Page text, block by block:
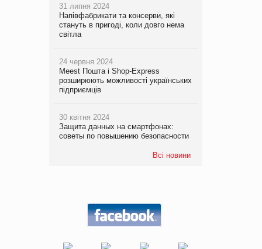
31 липня 2024
Напівфабрикати та консерви, які
стануть в пригоді, коли довго нема
світла
24 червня 2024
Meest Пошта і Shop-Express
розширюють можливості українських
підприємців
30 квітня 2024
Защита данных на смартфонах:
советы по повышению безопасности
Всі новини